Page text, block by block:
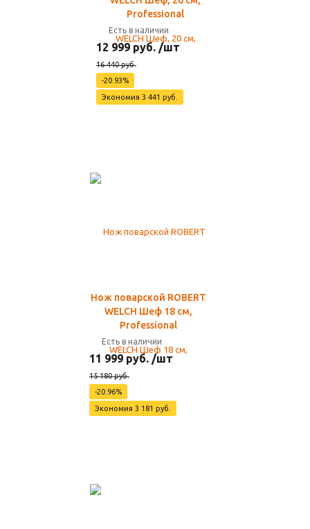
Professional
Есть в наличии
12 999 руб. /шт
16 440 руб.
-20.93%
Экономия 3 441 руб.
Нож поварской ROBERT
WELCH Шеф 18 см,
Professional
Есть в наличии
11 999 руб. /шт
15 180 руб.
-20.96%
Экономия 3 181 руб.